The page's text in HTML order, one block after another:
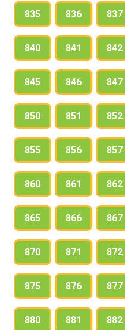
835 836 837
840 841 842
845 846 847
850 851 852
855 856 857
860 861 862
865 866 867
870 871 872
875 876 877
880 881 882